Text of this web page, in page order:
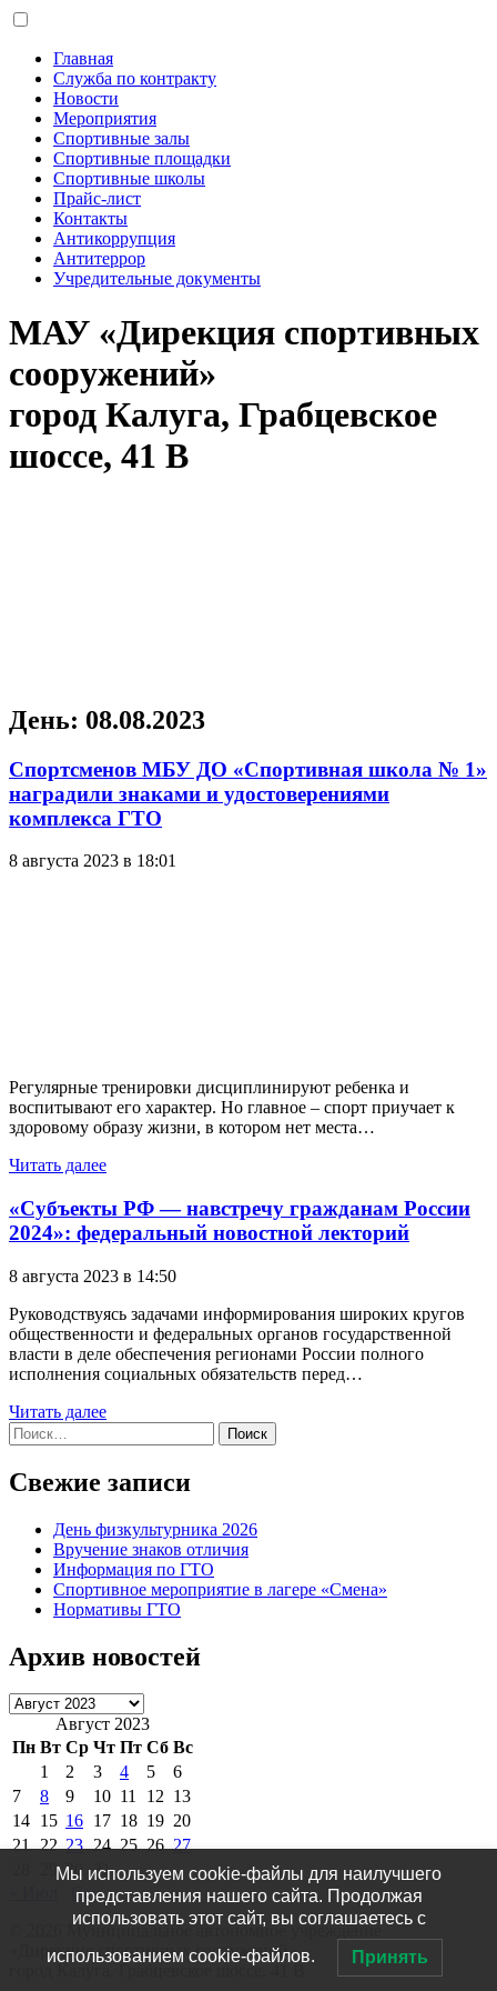
Главная
Служба по контракту
Новости
Мероприятия
Спортивные залы
Спортивные площадки
Спортивные школы
Прайс-лист
Контакты
Антикоррупция
Антитеррор
Учредительные документы
МАУ «Дирекция спортивных
сооружений»
город Калуга, Грабцевское
шоссе, 41 В
День: 08.08.2023
Спортсменов МБУ ДО «Спортивная школа № 1»
наградили знаками и удостоверениями
комплекса ГТО
8 августа 2023 в 18:01
Регулярные тренировки дисциплинируют ребенка и
воспитывают его характер. Но главное – спорт приучает к
здоровому образу жизни, в котором нет места…
Читать далее
«Субъекты РФ — навстречу гражданам России
2024»: федеральный новостной лекторий
8 августа 2023 в 14:50
Руководствуясь задачами информирования широких кругов
общественности и федеральных органов государственной
власти в деле обеспечения регионами России полного
исполнения социальных обязательств перед…
Читать далее
Найти:
Свежие записи
День физкультурника 2026
Вручение знаков отличия
Информация по ГТО
Спортивное мероприятие в лагере «Смена»
Нормативы ГТО
Архив новостей
Архив
новостейАвгуст 2023
Пн Вт Ср Чт Пт Сб Вс
1
2 3 4 5
6
7
8 9 10 11 12 13
14 15 16 17 18 19 20
21 22 23 24 25 26 27
29 30 31
Сен »
© 2026 Муниципальное автономное учреждение
«Дирекция спортивных сооружений»
город Калуга, Грабцевское шоссе, 41 В
Мы используем cookie-файлы для наилучшего
представления нашего сайта. Продолжая
использовать этот сайт, вы соглашаетесь с
использованием cookie-файлов. Принять